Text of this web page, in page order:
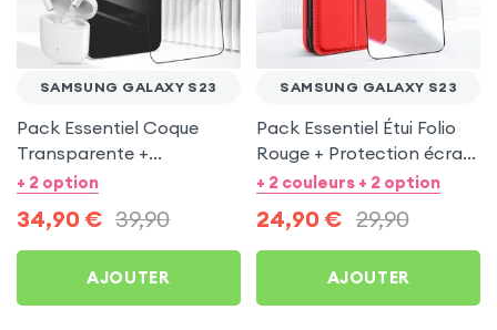
SAMSUNG GALAXY S23
Pack Essentiel Coque
Transparente +
Protection écran +
Samsung Galaxy S23
+ 2 option
34,90 € 39,90
AJOUTER
SAMSUNG GALAXY S23
Pack Essentiel Étui Folio
Rouge + Protection écran
pour Samsung Galaxy S23
+ 2 couleurs + 2 option
24,90 € 29,90
AJOUTER